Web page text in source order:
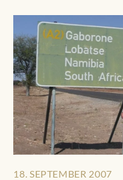
18. SEPTEMBER 2007